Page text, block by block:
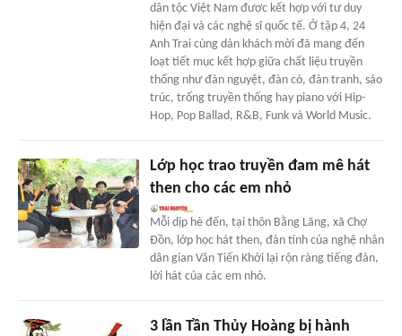
dân tộc Việt Nam được kết hợp với tư duy
hiện đại và các nghệ sĩ quốc tế. Ở tập 4, 24
Anh Trai cùng dàn khách mời đã mang đến
loạt tiết mục kết hợp giữa chất liệu truyền
thống như đàn nguyệt, đàn cò, đàn tranh, sáo
trúc, trống truyền thống hay piano với Hip-
Hop, Pop Ballad, R&B, Funk và World Music.
Lớp học trao truyền đam mê hát
then cho các em nhỏ
Mỗi dịp hè đến, tại thôn Bằng Lãng, xã Chợ
Đồn, lớp học hát then, đàn tính của nghệ nhân
dân gian Văn Tiến Khởi lại rộn ràng tiếng đàn,
lời hát của các em nhỏ.
3 lần Tần Thủy Hoàng bị hành